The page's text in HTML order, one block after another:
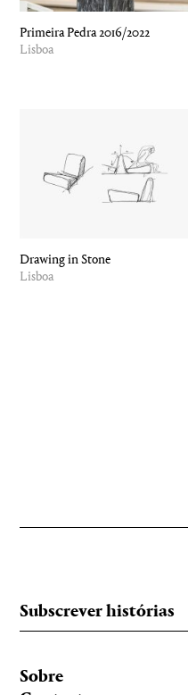
Primeira Pedra 2016/2022
Lisboa
Drawing in Stone
Lisboa
Sobre